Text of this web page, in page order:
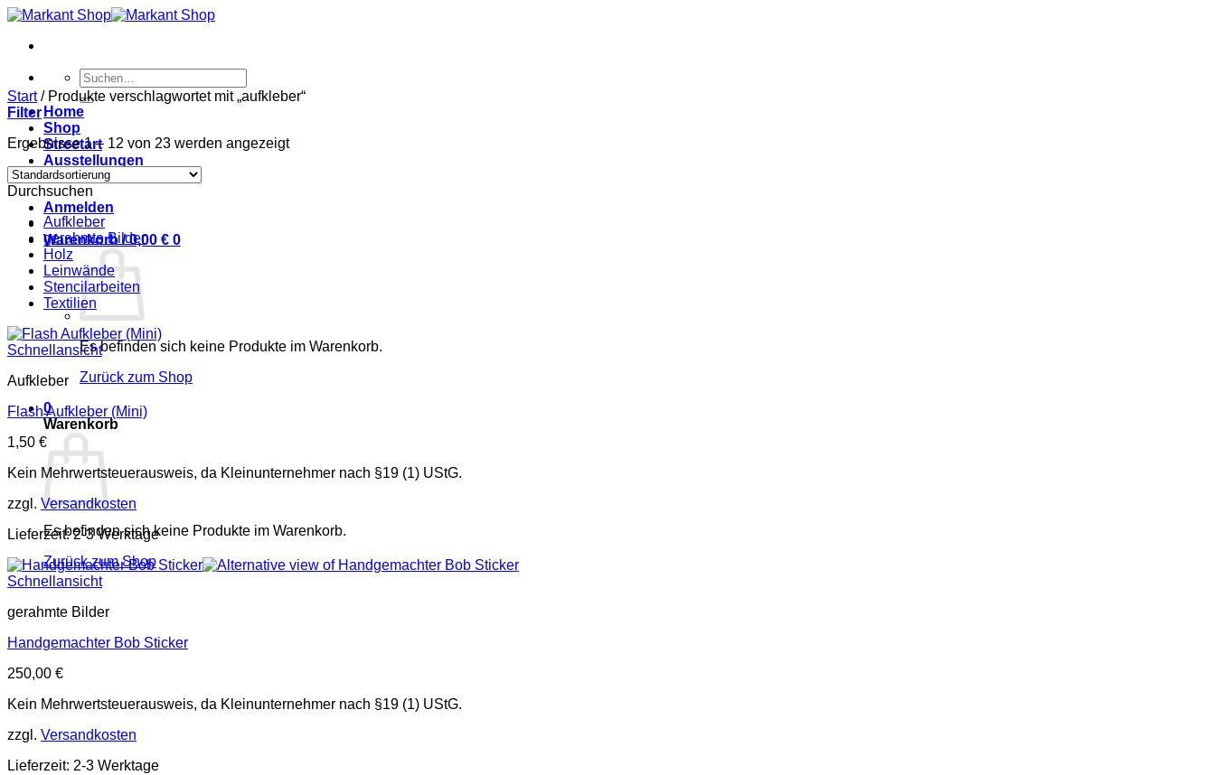
Zum
springen
Suchen
nach:
Home
Shop
Streetart
Ausstellungen
Kontakt
Anmelden
Warenkorb /0,00 € 0
Es befinden sich keine Produkte im Warenkorb.
Zurück zum Shop
0
Warenkorb
Es befinden sich keine Produkte im Warenkorb.
Zurück zum Shop
Start /Produkte verschlagwortet mit „aufkleber“
Filter
Ergebnisse 1 – 12 von 23 werden angezeigt
Durchsuchen
Aufkleber
gerahmte Bilder
Holz
Leinwände
Stencilarbeiten
Textilien
Schnellansicht
Aufkleber
Flash Aufkleber (Mini)
1,50 €
Kein Mehrwertsteuerausweis, da Kleinunternehmer nach §19 (1) UStG.
zzgl. Versandkosten
Lieferzeit: 2-3 Werktage
Schnellansicht
gerahmte Bilder
Handgemachter Bob Sticker
250,00 €
Kein Mehrwertsteuerausweis, da Kleinunternehmer nach §19 (1) UStG.
zzgl. Versandkosten
Lieferzeit: 2-3 Werktage